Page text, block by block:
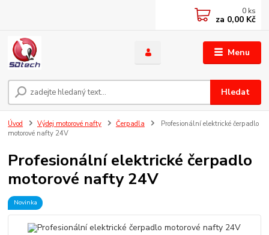
Menu
Hledat
0 ks
za 0,00 Kč
Úvod Výdej motorové nafty Čerpadla
Profesionální elektrické čerpadlo
motorové nafty 24V
Profesionální elektrické čerpadlo
motorové nafty 24V
Novinka